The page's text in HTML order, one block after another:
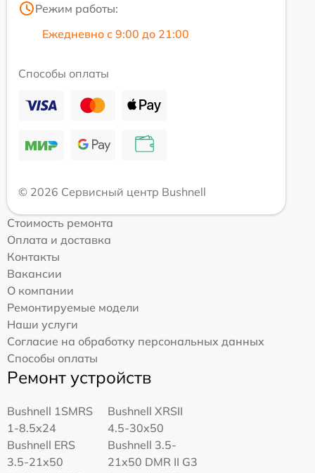
Режим работы:
Ежедневно с 9:00 до 21:00
Способы оплаты
© 2026 Сервисный центр Bushnell
Стоимость ремонта
Оплата и доставка
Контакты
Вакансии
О компании
Ремонтируемые модели
Наши услуги
Согласие на обработку персональных данных
Способы оплаты
Ремонт устройств
Bushnell 1SMRS
1-8.5x24
Bushnell XRSII
4.5-30x50
Bushnell ERS
3.5-21x50
Bushnell 3.5-
21x50 DMR II G3